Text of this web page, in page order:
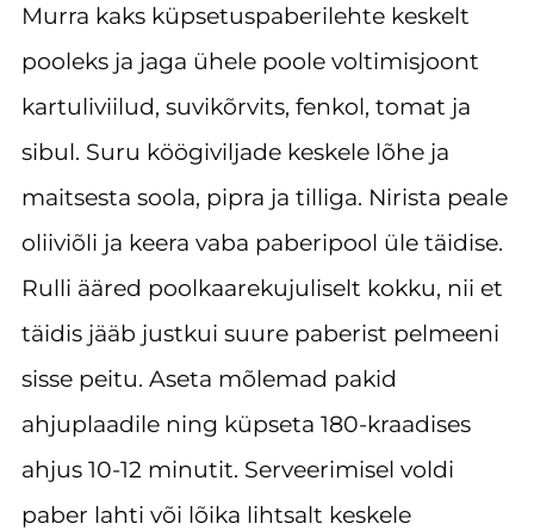
Murra kaks küpsetuspaberilehte keskelt
pooleks ja jaga ühele poole voltimisjoont
kartuliviilud, suvikõrvits, fenkol, tomat ja
sibul. Suru köögiviljade keskele lõhe ja
maitsesta soola, pipra ja tilliga. Nirista peale
oliiviõli ja keera vaba paberipool üle täidise.
Rulli ääred poolkaarekujuliselt kokku, nii et
täidis jääb justkui suure paberist pelmeeni
sisse peitu. Aseta mõlemad pakid
ahjuplaadile ning küpseta 180-kraadises
ahjus 10-12 minutit. Serveerimisel voldi
paber lahti või lõika lihtsalt keskele